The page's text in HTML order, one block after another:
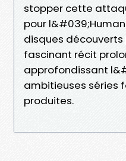
stopper cette
pour
disques découverts
fascinant récit
approfondissant
ambitieuses séries
produites.